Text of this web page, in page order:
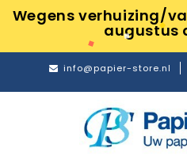
Wegens verhuizing/
augustus
info@papier-store.nl